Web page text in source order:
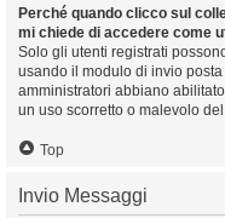
Perché quando clicco sul
mi chiede di accedere come
Solo gli utenti registrati
usando il modulo di invio
amministratori abbiano
un uso scorretto o malevolo
Top
Invio Messaggi